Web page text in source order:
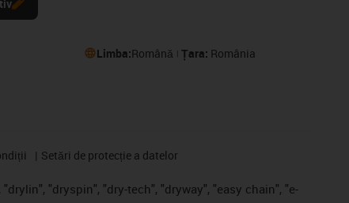
Limba:Română Țara: România
Setări de protecție a datelor
"dryspin", "dry-tech", "dryway", "easy chain", "e-